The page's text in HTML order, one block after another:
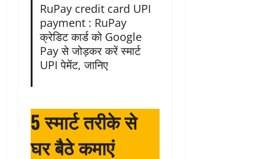
RuPay credit card UPI
payment : RuPay
क्रेडिट कार्ड को Google
Pay से जोड़कर करें स्मार्ट
UPI पेमेंट, जानिए
5 स्मार्ट तरीके से
घर बैठे कमाएं